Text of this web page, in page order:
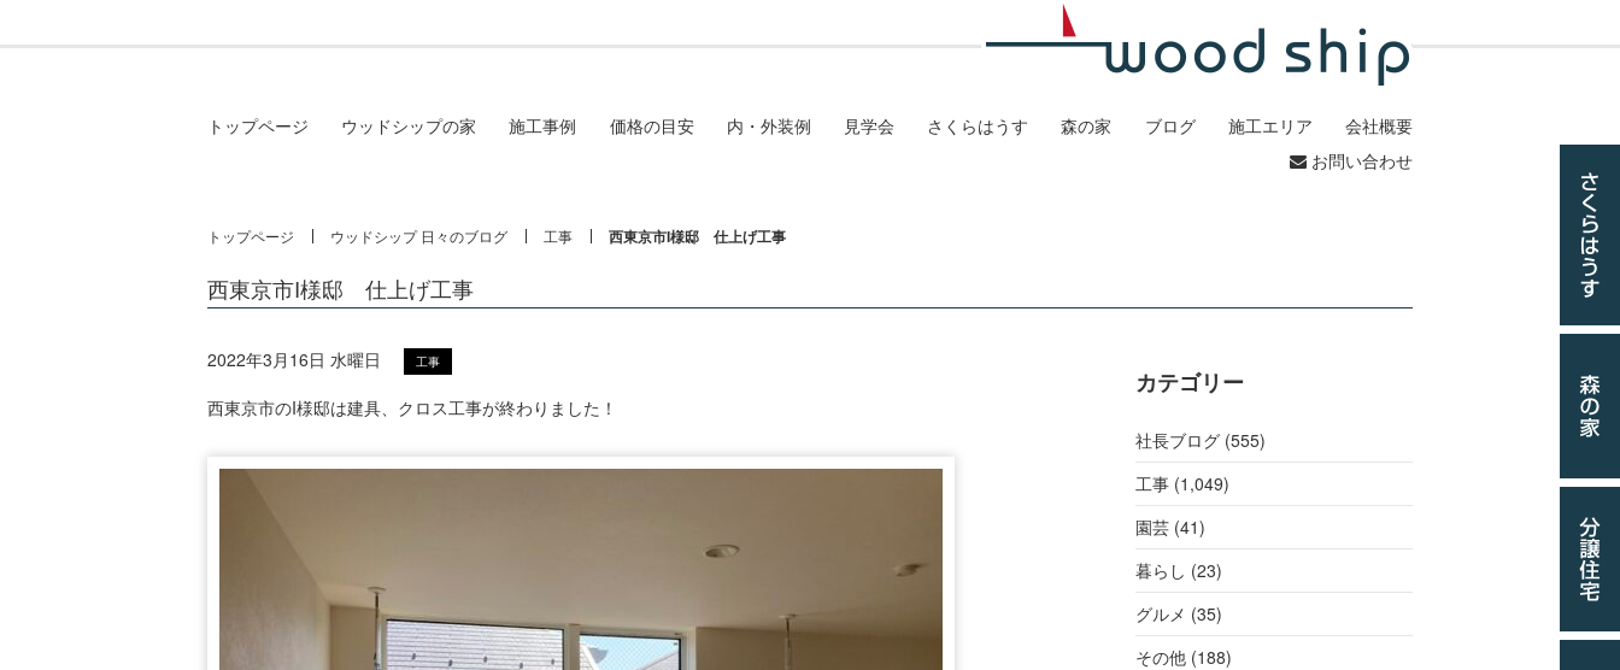
トップページ ウッドシップの家 施工事例 価格の目安 内・外装例 見学会 さくらはうす 森の家 ブログ 施工エリア
会社概要
お問い合わせ
トップページ ウッドシップ 日々のブログ 工事 西東京市I様邸 仕上げ工事
西東京市I様邸 仕上げ工事
2022年3月16日 水曜日 工事
西東京市のI様邸は建具、クロス工事が終わりました！
カテゴリー
社長ブログ (555)
工事 (1,049)
園芸 (41)
暮らし (23)
グルメ (35)
その他 (188)